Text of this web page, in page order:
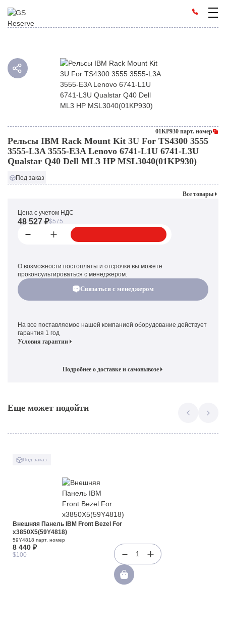
01KP930 парт. номер
Рельсы IBM Rack Mount Kit 3U For TS4300 3555
3555-L3A 3555-E3A Lenovo 6741-L1U 6741-L3U
Qualstar Q40 Dell ML3 HP MSL3040(01KP930)
Под заказ
Все товары
Цена с учетом НДС
48 527 ₽$575
О возможности постоплаты и отсрочки вы можете
проконсультироваться с менеджером.
Связаться с менеджером
На все поставляемое нашей компанией оборудование действует
гарантия 1 год
Условия гарантии
Подробнее о доставке и самовывозе
Еще может подойти
Под заказ
Внешняя Панель IBM Front Bezel For
x3850X5(59Y4818)
59Y4818 парт. номер
8 440 ₽
$100 1